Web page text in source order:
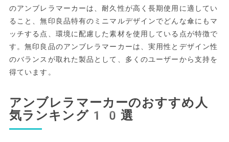
のアンブレラマーカーは、耐久性が高く長期使用に適してい
ること、無印良品特有のミニマルデザインでどんな傘にもマ
ッチする点、環境に配慮した素材を使用している点が特徴で
す。無印良品のアンブレラマーカーは、実用性とデザイン性
のバランスが取れた製品として、多くのユーザーから支持を
得ています。
アンブレラマーカーのおすすめ人
気ランキング10選